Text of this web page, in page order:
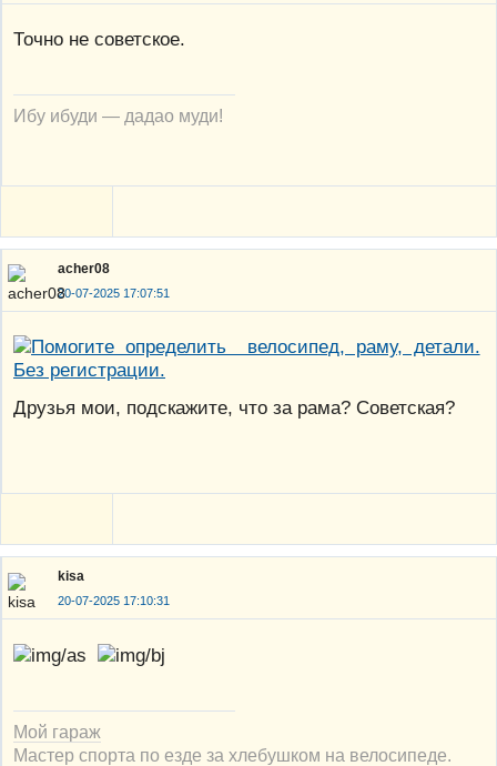
Точно не советское.
Ибу ибуди — дадао муди!
acher08
20-07-2025 17:07:51
Друзья мои, подскажите, что за рама? Советская?
kisa
20-07-2025 17:10:31
Мой гараж
Мастер спорта по езде за хлебушком на велосипеде.